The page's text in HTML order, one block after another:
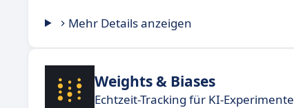
Mehr Details anzeigen
Weights & Biases
Echtzeit-Tracking für KI-Experimente